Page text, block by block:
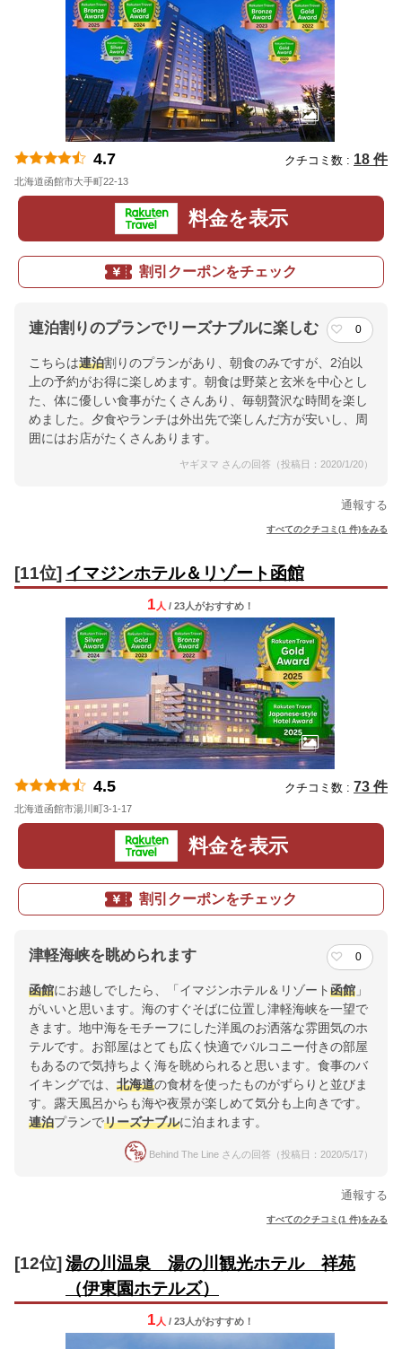
4.7 クチコミ数 : 18 件
北海道函館市大手町22-13
料金を表示
割引クーポンをチェック
連泊割りのプランでリーズナブルに楽しむ 0
こちらは連泊割りのプランがあり、朝食のみですが、2泊以
上の予約がお得に楽しめます。朝食は野菜と玄米を中心とし
た、体に優しい食事がたくさんあり、毎朝贅沢な時間を楽し
めました。夕食やランチは外出先で楽しんだ方が安いし、周
囲にはお店がたくさんあります。
ヤギヌマ さんの回答（投稿日：2020/1/20）
通報する
すべてのクチコミ(1 件)をみる
[11位] イマジンホテル＆リゾート函館
1 人 / 23人がおすすめ！
4.5 クチコミ数 : 73 件
北海道函館市湯川町3-1-17
料金を表示
割引クーポンをチェック
津軽海峡を眺められます 0
函館にお越しでしたら、「イマジンホテル＆リゾート函館 」
がいいと思います。海のすぐそばに位置し津軽海峡を一望で
きます。地中海をモチーフにした洋風のお洒落な雰囲気のホ
テルです。お部屋はとても広く快適でバルコニー付きの部屋
もあるので気持ちよく海を眺められると思います。食事のバ
イキングでは、 北海道の食材を使ったものがずらりと並びま
す。露天風呂からも海や夜景が楽しめて気分も上向きです。
連泊プランでリーズナブルに泊まれます。
Behind The Line さんの回答（投稿日：2020/5/17）
通報する
すべてのクチコミ(1 件)をみる
[12位] 湯の川温泉 湯の川観光ホテル 祥苑
（伊東園ホテルズ）
1 人 / 23人がおすすめ！